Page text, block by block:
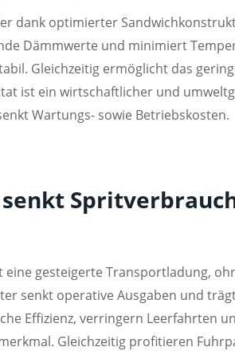
dank optimierter
Dämmwerte und minimiert
Gleichzeitig ermöglicht das
ist ein wirtschaftlicher und
Wartungs- sowie Betriebskosten.
gesteigerte Transportladung,
senkt operative Ausgaben und
Effizienz, verringern Leerfahrten
Gleichzeitig profitieren